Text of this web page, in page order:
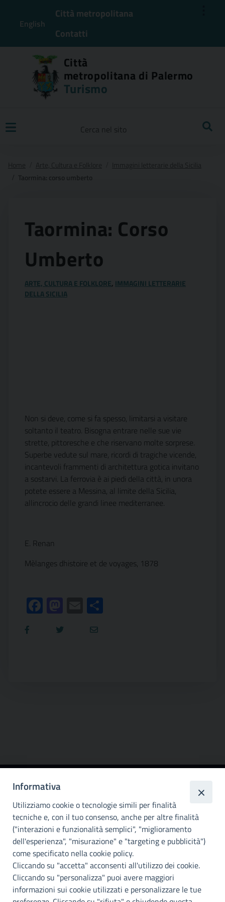
English
Città metropolitana
Contatti
Città
metropolitana di Palermo
Turismo
Taormina: Corso
Umberto
ARTE, CULTURA E FOLKLORE, IMMAGINI LETTERARIE
DELLA SICILIA
Non si deve, come si fa spesso, limitarsi a visitare
soltanto il teatro. Bisogna entrare nelle sue vie
strette, pittoresche e che riservano molte sorprese.
Superbe vedute sul mare, ricordi di tragiche vicende,
incantevoli frammenti di architettura gotica invitano
a sostarvi. La ferrovia è ai piedi della città, in unora
potete essere a Messina, al limite della Sicilia,
allincrocio delle grandi linee mediterranee.
E. Renan
Mèlanges dhistoire et de voyages, 1878
Facebook
Mastodon
Email
Città
metropolitana di
Palermo
INFO E CONTATTI
I nostri canali social
Accessibilità
Città Metropolitana di Palermo si impegna a rendere il proprio sito
Informativa
Utilizziamo cookie o tecnologie simili per finalità
tecniche e, con il tuo consenso, anche per altre finalità
("interazioni e funzionalità semplici", "miglioramento
dell'esperienza", "misurazione" e "targeting e pubblicità")
come specificato nella cookie policy.
Cliccando su "accetta" acconsenti all'utilizzo dei cookie.
Cliccando su "personalizza" puoi avere maggiori
informazioni sui cookie utilizzati e personalizzare le tue